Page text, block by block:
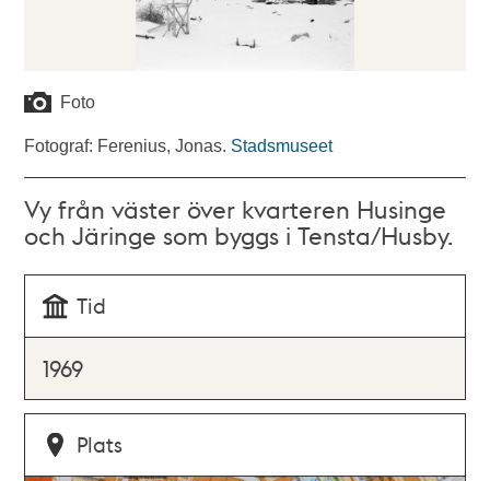
Foto
Fotograf: Ferenius, Jonas. Stadsmuseet
Vy från väster över kvarteren Husinge
och Järinge som byggs i Tensta/Husby.
Tid
1969
Plats